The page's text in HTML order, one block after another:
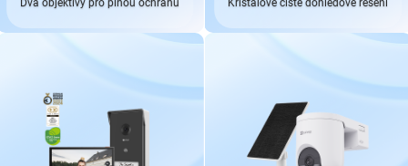
Dva objektivy pro plnou ochranu Křišťálově čisté dohledové řešení